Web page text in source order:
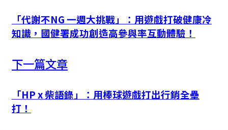
「代謝不NG 一週大挑戰」：用遊戲打破健康冷
知識，國健署成功創造高參與率互動體驗！
下一篇文章
「HP x 柴語錄」：用棒球遊戲打出行銷全壘
打！